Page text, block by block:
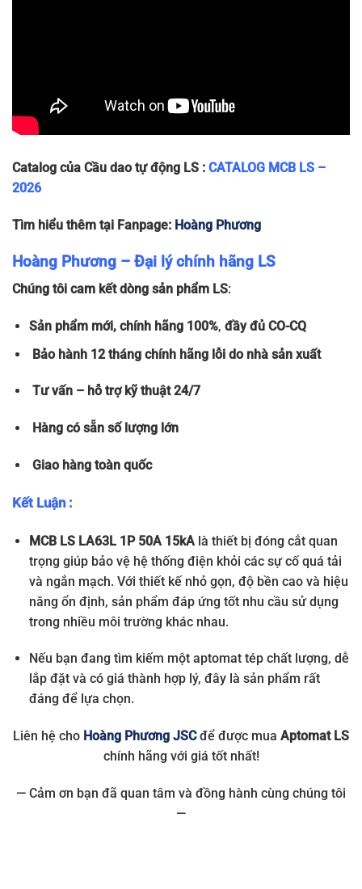
Catalog của Cầu dao tự động LS : CATALOG MCB LS –
2026
Tìm hiểu thêm tại Fanpage: Hoàng Phương
Hoàng Phương – Đại lý chính hãng LS
Chúng tôi cam kết dòng sản phẩm LS:
Sản phẩm mới, chính hãng 100%, đầy đủ CO-CQ
Bảo hành 12 tháng chính hãng lỗi do nhà sản xuất
Tư vấn – hỗ trợ kỹ thuật 24/7
Hàng có sẵn số lượng lớn
Giao hàng toàn quốc
Kết Luận :
MCB LS LA63L 1P 50A 15kAlà thiết bị đóng cắt quan
trọng giúp bảo vệ hệ thống điện khỏi các sự cố quá tải
và ngắn mạch. Với thiết kế nhỏ gọn, độ bền cao và hiệu
năng ổn định, sản phẩm đáp ứng tốt nhu cầu sử dụng
trong nhiều môi trường khác nhau.
Nếu bạn đang tìm kiếm một aptomat tép chất lượng, dễ
lắp đặt và có giá thành hợp lý, đây là sản phẩm rất
đáng để lựa chọn.
Liên hệ cho Hoàng Phương JSCđể được mua Aptomat LS
chính hãng với giá tốt nhất!
— Cảm ơn bạn đã quan tâm và đồng hành cùng chúng tôi
—